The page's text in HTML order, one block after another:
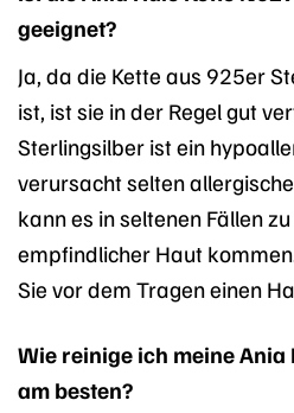
geeignet?
Ja, da die Kette aus 925er
ist, ist sie in der Regel gut
Sterlingsilber ist ein
verursacht selten
kann es in seltenen Fällen
empfindlicher Haut
Sie vor dem Tragen einen
Wie reinige ich meine Ania
am besten?